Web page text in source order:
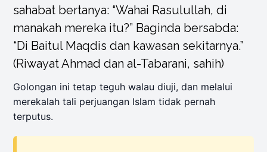
sahabat bertanya: “Wahai Rasulullah, di
manakah mereka itu?” Baginda bersabda:
“Di Baitul Maqdis dan kawasan sekitarnya.”
(Riwayat Ahmad dan al-Tabarani, sahih)
Golongan ini tetap teguh walau diuji, dan melalui
merekalah tali perjuangan Islam tidak pernah
terputus.